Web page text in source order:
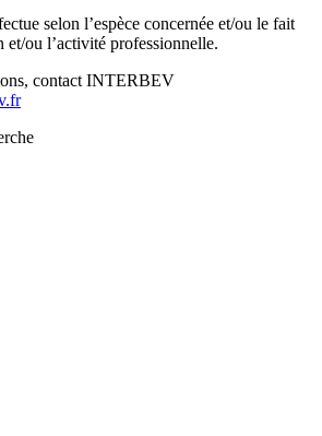
selon l’espèce concernée et/ou le fait
et/ou l’activité professionnelle.
contact INTERBEV